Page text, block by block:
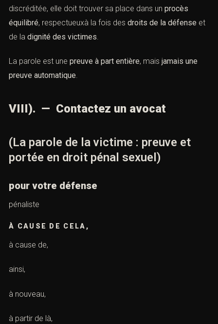
discréditée, elle doit trouver sa place dans un procès
équilibré, respectueuxà la fois des droits de la défense et
de la dignité des victimes
La parole est une preuve à part entière, mais jamais une
preuve automatique.
VIII). — Contactez un avocat
(La parole de la victime : preuve et
portée en droit pénal sexuel)
pour votre défense
pénaliste
À CAUSE DE CELA,
à cause de,
ainsi,
à nouveau,
à partir de là,